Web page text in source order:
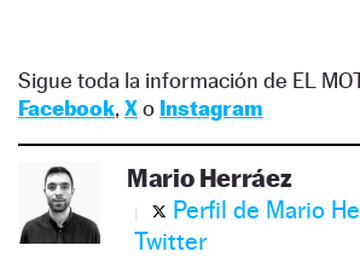
Sigue toda la información de EL
Facebook, Xo Instagram
Mario Herráez
Perfil de Mario
Twitter